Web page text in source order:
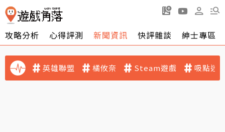
攻略分析 心得評測 新聞資訊 快評雜談 紳士專區
英雄聯盟 橘攸奈 Steam遊戲 吸點迷